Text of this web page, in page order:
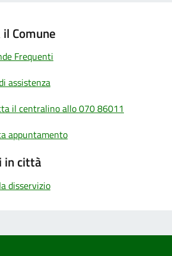
Comune
Frequenti
assistenza
il centralino allo 070 86011
appuntamento
in città
disservizio